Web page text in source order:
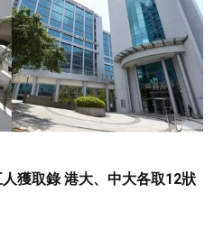
獲取錄 港大、中大各取12狀